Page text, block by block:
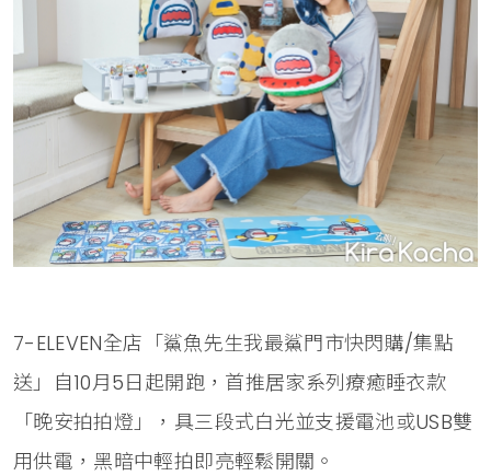
7-ELEVEN全店「鯊魚先生我最鯊門市快閃購/集點
送」自10月5日起開跑，首推居家系列療癒睡衣款
「晚安拍拍燈」，具三段式白光並支援電池或USB雙
用供電，黑暗中輕拍即亮輕鬆開關。